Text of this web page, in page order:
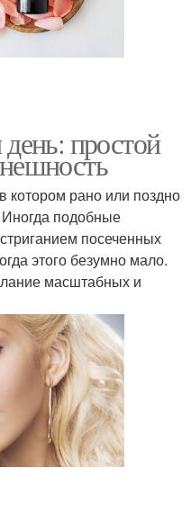
простой
котором рано или поздно
подобные
посеченных
этого безумно мало.
масштабных и